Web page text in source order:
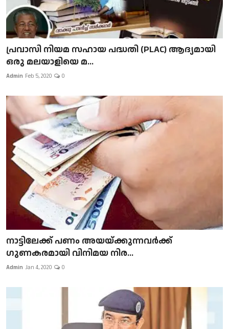
പ്രവാസി നിയമ സഹായ പദ്ധതി (PLAC) ആദ്യമായി
ഒരു മലയാളിയെ മ...
Admin Feb 5, 2020 0
നാട്ടിലേക്ക് പണം അയയ്ക്കുന്നവർക്ക്
ഗുണകരമായി വിനിമയ നിര...
Admin Jan 4, 2020 0